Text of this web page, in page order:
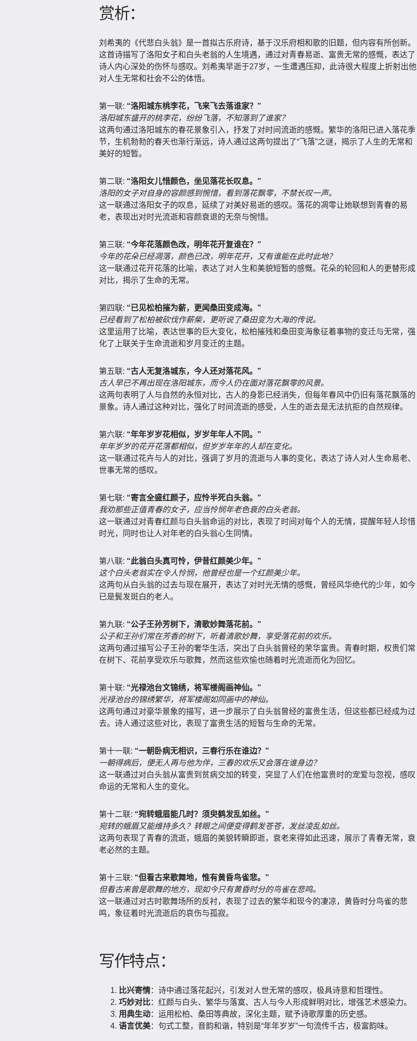
赏析：
刘希夷的《代悲白头翁》是一首拟古乐府诗，基于汉乐府相和歌的旧题，但内容有所创新。
这首诗描写了洛阳女子和白头老翁的人生境遇，通过对青春易逝、富贵无常的感慨，表达了
诗人内心深处的伤怀与感叹。刘希夷早逝于27岁，一生遭遇压抑，此诗很大程度上折射出他
对人生无常和社会不公的体悟。
第一联: “洛阳城东桃李花，飞来飞去落谁家？”
洛阳城东盛开的桃李花，纷纷飞落，不知落到了谁家？
这两句通过洛阳城东的春花景象引入，抒发了对时间流逝的感慨。繁华的洛阳已进入落花季
节，生机勃勃的春天也渐行渐远，诗人通过这两句提出了“飞落”之谜，揭示了人生的无常和
美好的短暂。
第二联: “洛阳女儿惜颜色，坐见落花长叹息。”
洛阳的女子对自身的容颜感到惋惜，看到落花飘零，不禁长叹一声。
这一联通过洛阳女子的叹息，延续了对美好易逝的感叹。落花的凋零让她联想到青春的易
老，表现出对时光流逝和容颜衰退的无奈与惋惜。
第三联: “今年花落颜色改，明年花开复谁在？”
今年的花朵已经凋落，颜色已改，明年花开，又有谁能在此时此地？
这一联通过花开花落的比喻，表达了对人生和美貌短暂的感慨。花朵的轮回和人的更替形成
对比，揭示了生命的无常。
第四联: “已见松柏摧为薪，更闻桑田变成海。”
已经看到了松柏被砍伐作薪柴，更听说了桑田变为大海的传说。
这里运用了比喻，表达世事的巨大变化，松柏摧残和桑田变海象征着事物的变迁与无常，强
化了上联关于生命流逝和岁月变迁的主题。
第五联: “古人无复洛城东，今人还对落花风。”
古人早已不再出现在洛阳城东，而今人仍在面对落花飘零的风景。
这两句表明了人与自然的永恒对比，古人的身影已经消失，但每年春风中仍旧有落花飘落的
景象。诗人通过这种对比，强化了时间流逝的感受，人生的逝去是无法抗拒的自然规律。
第六联: “年年岁岁花相似，岁岁年年人不同。”
年年岁岁的花开花落都相似，但岁岁年年的人却在变化。
这一联通过花卉与人的对比，强调了岁月的流逝与人事的变化，表达了诗人对人生命易老、
世事无常的感叹。
第七联: “寄言全盛红颜子，应怜半死白头翁。”
我劝那些正值青春的女子，应当怜悯年老色衰的白头老翁。
这一联通过对青春红颜与白头翁命运的对比，表现了时间对每个人的无情，提醒年轻人珍惜
时光，同时也让人对年老的白头翁心生同情。
第八联: “此翁白头真可怜，伊昔红颜美少年。”
这个白头老翁实在令人怜悯，他曾经也是一个红颜美少年。
这两句从白头翁的过去与现在展开，表达了对时光无情的感慨，曾经风华绝代的少年，如今
已是鬓发斑白的老人。
第九联: “公子王孙芳树下，清歌妙舞落花前。”
公子和王孙们常在芳香的树下，听着清歌妙舞，享受落花前的欢乐。
这两句通过描写公子王孙的奢华生活，突出了白头翁曾经的荣华富贵。青春时期，权贵们常
在树下、花前享受欢乐与歌舞，然而这些欢愉也随着时光流逝而化为回忆。
第十联: “光禄池台文锦绣，将军楼阁画神仙。”
光禄池台的锦绣繁华，将军楼阁如同画中的神仙。
这两句通过对豪华景象的描写，进一步展示了白头翁曾经的富贵生活，但这些都已经成为过
去。诗人通过这些对比，表现了富贵生活的短暂与生命的无常。
第十一联: “一朝卧病无相识，三春行乐在谁边？”
一朝得病后，便无人再与他为伴，三春的欢乐又会落在谁身边？
这一联通过对白头翁从富贵到贫病交加的转变，突显了人们在他富贵时的宠爱与忽视，感叹
命运的无常和人生的变化。
第十二联: “宛转蛾眉能几时？须臾鹤发乱如丝。”
宛转的蛾眉又能维持多久？转眼之间便变得鹤发苍苍，发丝凌乱如丝。
这两句表现了青春的流逝，蛾眉的美貌转瞬即逝，衰老来得如此迅速，展示了青春无常，衰
老必然的主题。
第十三联: “但看古来歌舞地，惟有黄昏鸟雀悲。”
但看古来曾是歌舞的地方，现如今只有黄昏时分的鸟雀在悲鸣。
这一联通过对古时歌舞场所的反衬，表现了过去的繁华和现今的凄凉，黄昏时分鸟雀的悲
鸣，象征着时光流逝后的哀伤与孤寂。
写作特点：
比兴寄情：诗中通过落花起兴，引发对人世无常的感叹，极具诗意和哲理性。
巧妙对比：红颜与白头、繁华与落寞、古人与今人形成鲜明对比，增强艺术感染力。
用典生动：运用松柏、桑田等典故，深化主题，赋予诗歌厚重的历史感。
语言优美：句式工整，音韵和谐，特别是“年年岁岁”一句流传千古，极富韵味。